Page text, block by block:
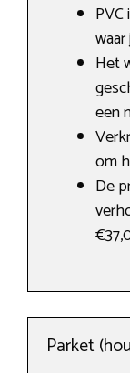
Het
een
om
De
Parket